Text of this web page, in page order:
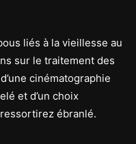
liés à la vieillesse au
sur le traitement des
cinématographie
et d’un choix
ébranlé.